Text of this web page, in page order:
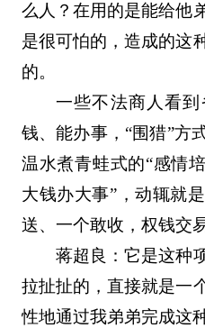
么人？在用的是能给他
是很可怕的，造成的这
的。
一些不法商人看
钱、能办事，“围猎”方
温水煮青蛙式的“感情
大钱办大事”，动辄就
送、一个敢收，权钱交
蒋超良：它是这种
拉扯扯的，直接就是一
性地通过我弟弟完成这